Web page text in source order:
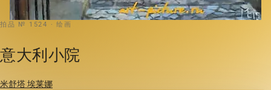
拍品 № 1524 · 绘画
意大利小院
米舒塔 埃莱娜